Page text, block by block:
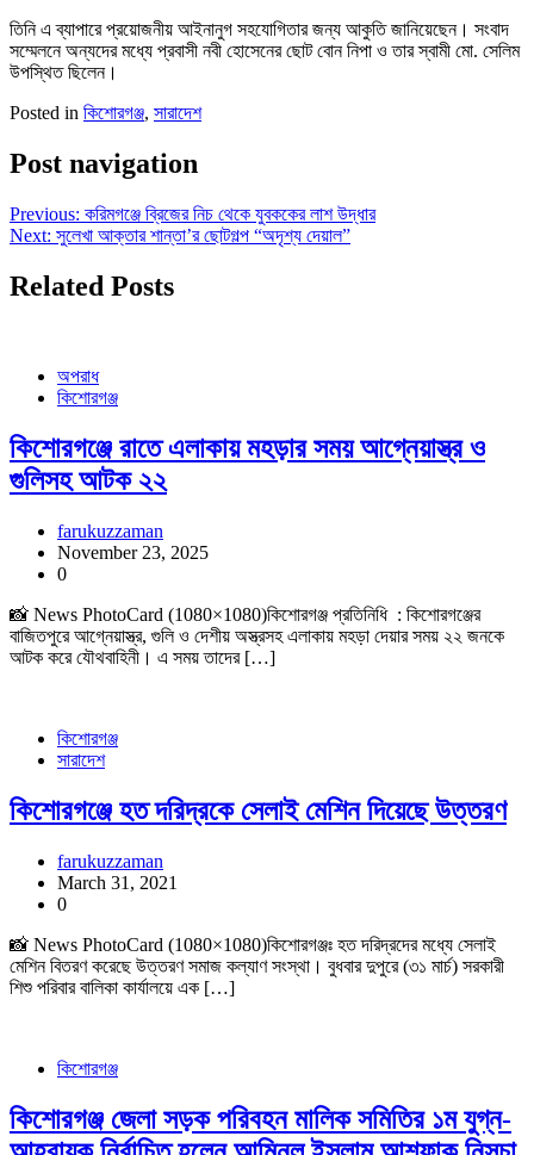
তিনি এ ব্যাপারে প্রয়োজনীয় আইনানুগ সহযোগিতার জন্য আকুতি জানিয়েছেন। সংবাদ
সম্মেলনে অন্যদের মধ্যে প্রবাসী নবী হোসেনের ছোট বোন নিপা ও তার স্বামী মো. সেলিম
উপস্থিত ছিলেন।
Posted in কিশোরগঞ্জ, সারাদেশ
Post navigation
Previous: করিমগঞ্জে ব্রিজের নিচ থেকে যুবককের লাশ উদ্ধার
Next: সুলেখা আক্তার শান্তা’র ছোটগল্প “অদৃশ্য দেয়াল”
Related Posts
অপরাধ
কিশোরগঞ্জ
কিশোরগঞ্জে রাতে এলাকায় মহড়ার সময় আগ্নেয়াস্ত্র ও
গুলিসহ আটক ২২
farukuzzaman
November 23, 2025
0
📸 News PhotoCard (1080×1080)কিশোরগঞ্জ প্রতিনিধি : কিশোরগঞ্জের
বাজিতপুরে আগ্নেয়াস্ত্র, গুলি ও দেশীয় অস্ত্রসহ এলাকায় মহড়া দেয়ার সময় ২২ জনকে
আটক করে যৌথবাহিনী। এ সময় তাদের […]
কিশোরগঞ্জ
সারাদেশ
কিশোরগঞ্জে হত দরিদ্রকে সেলাই মেশিন দিয়েছে উত্তরণ
farukuzzaman
March 31, 2021
0
📸 News PhotoCard (1080×1080)কিশোরগঞ্জঃ হত দরিদ্রদের মধ্যে সেলাই
মেশিন বিতরণ করেছে উত্তরণ সমাজ কল্যাণ সংস্থা। বুধবার দুপুরে (৩১ মার্চ) সরকারী
শিশু পরিবার বালিকা কার্যালয়ে এক […]
কিশোরগঞ্জ
কিশোরগঞ্জ জেলা সড়ক পরিবহন মালিক সমিতির ১ম যুগ্ন-